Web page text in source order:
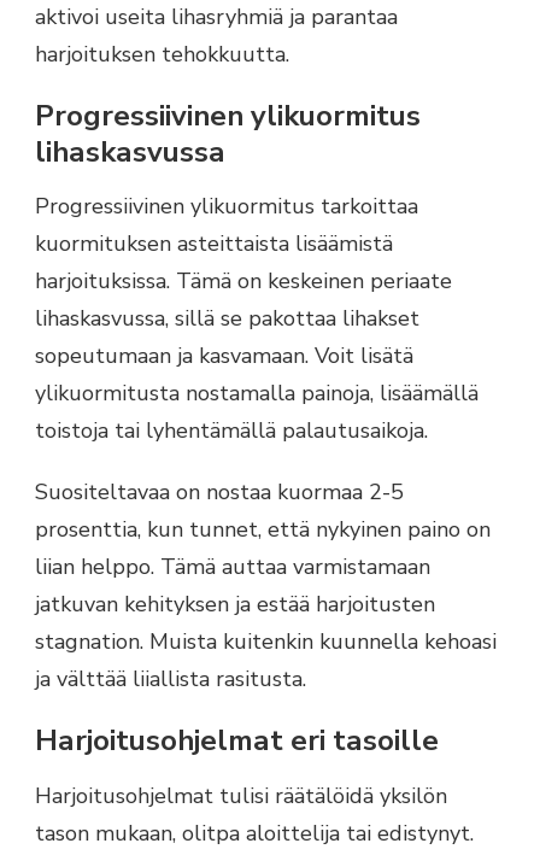
aktivoi useita lihasryhmiä ja parantaa
harjoituksen tehokkuutta.
Progressiivinen ylikuormitus
lihaskasvussa
Progressiivinen ylikuormitus tarkoittaa
kuormituksen asteittaista lisäämistä
harjoituksissa. Tämä on keskeinen periaate
lihaskasvussa, sillä se pakottaa lihakset
sopeutumaan ja kasvamaan. Voit lisätä
ylikuormitusta nostamalla painoja, lisäämällä
toistoja tai lyhentämällä palautusaikoja.
Suositeltavaa on nostaa kuormaa 2-5
prosenttia, kun tunnet, että nykyinen paino on
liian helppo. Tämä auttaa varmistamaan
jatkuvan kehityksen ja estää harjoitusten
stagnation. Muista kuitenkin kuunnella kehoasi
ja välttää liiallista rasitusta.
Harjoitusohjelmat eri tasoille
Harjoitusohjelmat tulisi räätälöidä yksilön
tason mukaan, olitpa aloittelija tai edistynyt.